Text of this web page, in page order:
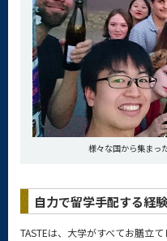
様々な国から集まっ
自力で留学手配する経
TASTEは、大学がすべてお膳立